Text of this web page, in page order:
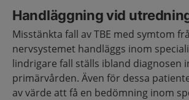
Handläggning vid
Misstänkta fall av TBE med symtom
nervsystemet handläggs inom
lindrigare fall ställs ibland diagnosen
primärvården. Även för dessa
av värde att få en bedömning inom